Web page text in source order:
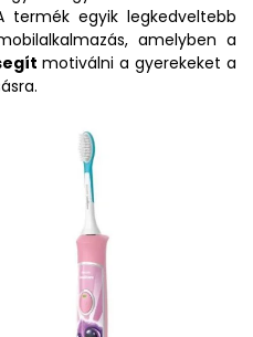
termék egyik legkedveltebb
amelyben a
motiválni a gyerekeket a